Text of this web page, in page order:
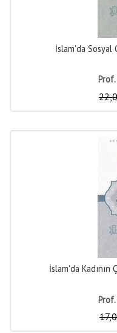
İslam'da Sosyal
22
İslam'da Kadının
17